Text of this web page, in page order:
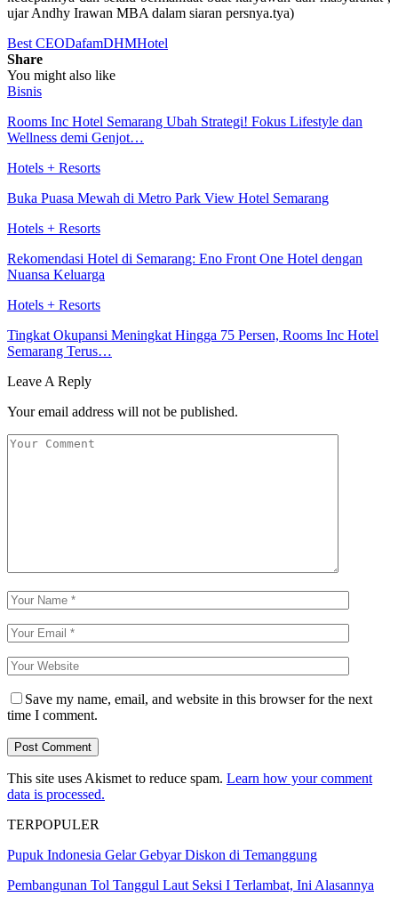
ujar Andhy Irawan MBA dalam siaran persnya.tya)
Best CEODafamDHMHotel
Share
You might also like
Bisnis
Rooms Inc Hotel Semarang Ubah Strategi! Fokus Lifestyle dan
Wellness demi Genjot…
Hotels + Resorts
Buka Puasa Mewah di Metro Park View Hotel Semarang
Hotels + Resorts
Rekomendasi Hotel di Semarang: Eno Front One Hotel dengan
Nuansa Keluarga
Hotels + Resorts
Tingkat Okupansi Meningkat Hingga 75 Persen, Rooms Inc Hotel
Semarang Terus…
Leave A Reply
Your email address will not be published.
Save my name, email, and website in this browser for the next
time I comment.
This site uses Akismet to reduce spam. Learn how your comment
data is processed.
TERPOPULER
Pupuk Indonesia Gelar Gebyar Diskon di Temanggung
Pembangunan Tol Tanggul Laut Seksi I Terlambat, Ini Alasannya